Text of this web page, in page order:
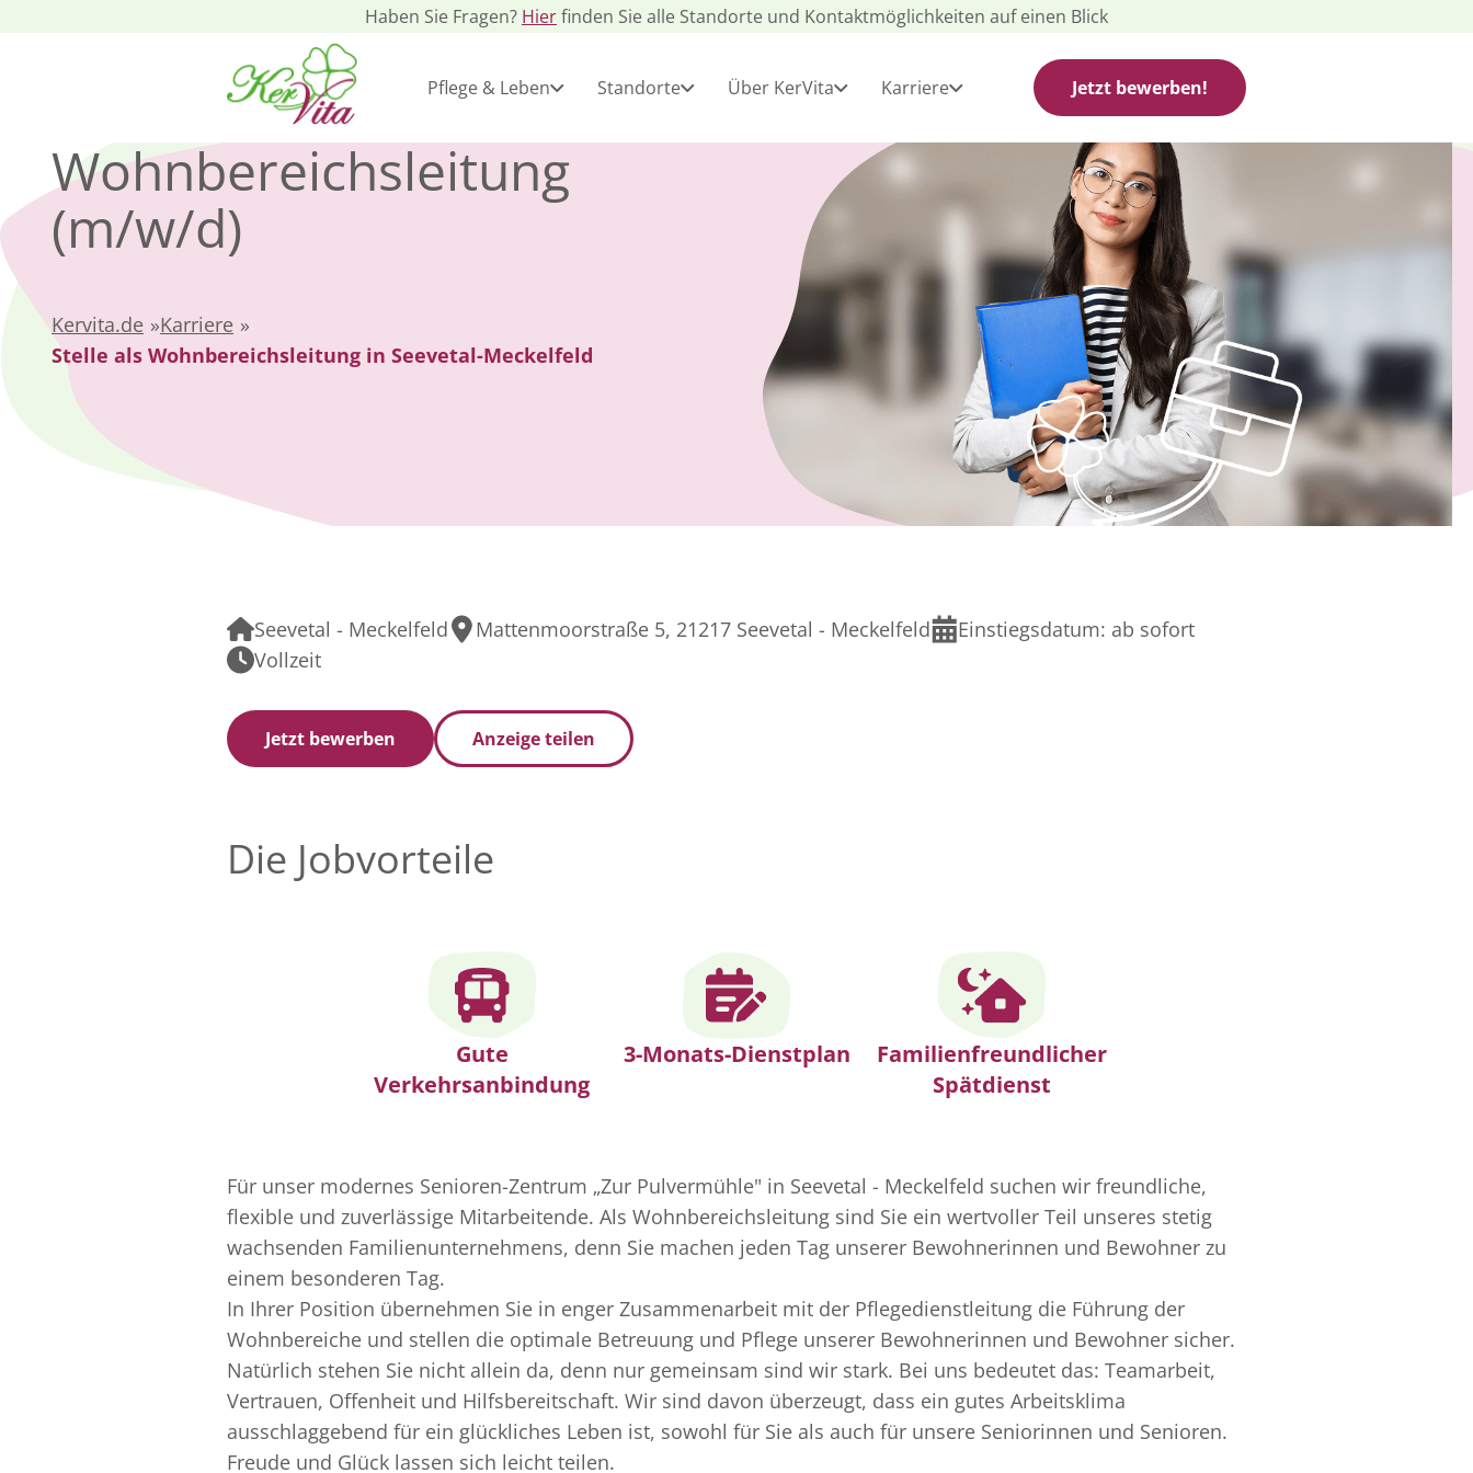
Haben Sie Fragen? Hierfinden Sie alle Standorte und Kontaktmöglichkeiten auf einen Blick
Pflege & Leben Standorte Über KerVita Karriere Jetzt bewerben!
Wohnbereichsleitung
(m/w/d)
Kervita.de »Karriere »
Stelle als Wohnbereichsleitung in Seevetal-Meckelfeld
Seevetal - Meckelfeld Mattenmoorstraße 5, 21217 Seevetal - Meckelfeld Einstiegsdatum: ab sofort
Vollzeit
Jetzt bewerben Anzeige teilen
Die Jobvorteile
Gute
Verkehrsanbindung
3-Monats-Dienstplan
Familienfreundlicher
Spätdienst
Für unser modernes Senioren-Zentrum „Zur Pulvermühle" in Seevetal - Meckelfeld suchen wir freundliche,
flexible und zuverlässige Mitarbeitende. Als Wohnbereichsleitung sind Sie ein wertvoller Teil unseres stetig
wachsenden Familienunternehmens, denn Sie machen jeden Tag unserer Bewohnerinnen und Bewohner zu
einem besonderen Tag.
In Ihrer Position übernehmen Sie in enger Zusammenarbeit mit der Pflegedienstleitung die Führung der
Wohnbereiche und stellen die optimale Betreuung und Pflege unserer Bewohnerinnen und Bewohner sicher.
Natürlich stehen Sie nicht allein da, denn nur gemeinsam sind wir stark. Bei uns bedeutet das: Teamarbeit,
Vertrauen, Offenheit und Hilfsbereitschaft. Wir sind davon überzeugt, dass ein gutes Arbeitsklima
ausschlaggebend für ein glückliches Leben ist, sowohl für Sie als auch für unsere Seniorinnen und Senioren.
Freude und Glück lassen sich leicht teilen.